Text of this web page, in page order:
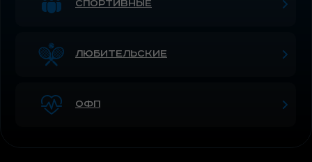
спортивные
Любительские
офп